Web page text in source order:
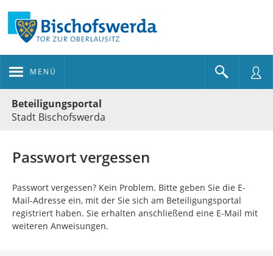
MENÜ
Beteiligungsportal
Stadt Bischofswerda
Passwort vergessen
Passwort vergessen? Kein Problem. Bitte geben Sie die E-
Mail-Adresse ein, mit der Sie sich am Beteiligungsportal
registriert haben. Sie erhalten anschließend eine E-Mail mit
weiteren Anweisungen.